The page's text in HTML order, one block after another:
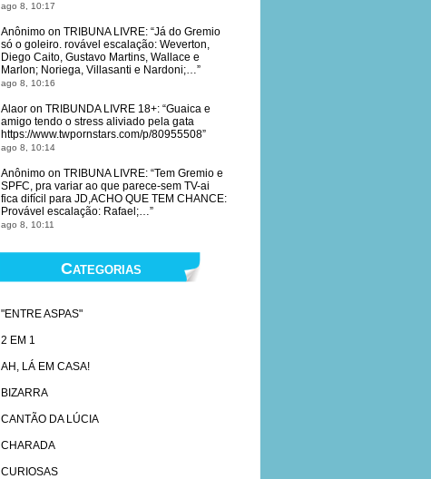
ago 8, 10:17
Anônimo on TRIBUNA LIVRE: “Já do Gremio
só o goleiro. rovável escalação: Weverton,
Diego Caito, Gustavo Martins, Wallace e
Marlon; Noriega, Villasanti e Nardoni;…”
ago 8, 10:16
Alaor on TRIBUNDA LIVRE 18+: “Guaica e
amigo tendo o stress aliviado pela gata
https://www.twpornstars.com/p/80955508”
ago 8, 10:14
Anônimo on TRIBUNA LIVRE: “Tem Gremio e
SPFC, pra variar ao que parece-sem TV-ai
fica difícil para JD,ACHO QUE TEM CHANCE:
Provável escalação: Rafael;…”
ago 8, 10:11
Categorias
"ENTRE ASPAS"
2 EM 1
AH, LÁ EM CASA!
BIZARRA
CANTÃO DA LÚCIA
CHARADA
CURIOSAS